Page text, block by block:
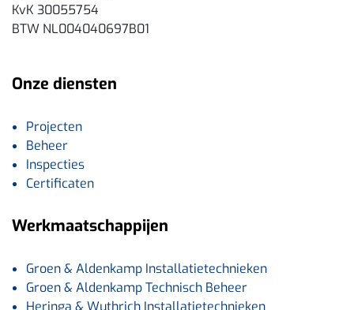
KvK 30055754
BTW NL004040697B01
Onze diensten
Projecten
Beheer
Inspecties
Certificaten
Werkmaatschappijen
Groen & Aldenkamp Installatietechnieken
Groen & Aldenkamp Technisch Beheer
Heringa & Wuthrich Installatietechnieken